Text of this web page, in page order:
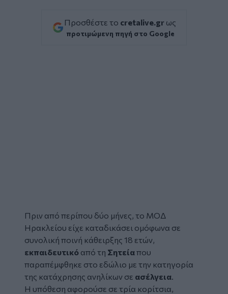
Προσθέστε το cretalive.gr ως
προτιμώμενη πηγή στο Google
Πριν από περίπου δύο μήνες, το ΜΟΔ
Ηρακλείου είχε καταδικάσει ομόφωνα σε
συνολική ποινή κάθειρξης 18 ετών,
εκπαιδευτικό από τη Σητείαπου
παραπέμφθηκε στο εδώλιο με την κατηγορία
της κατάχρησης ανηλίκων σε ασέλγεια.
Η υπόθεση αφορούσε σε τρία κορίτσια,